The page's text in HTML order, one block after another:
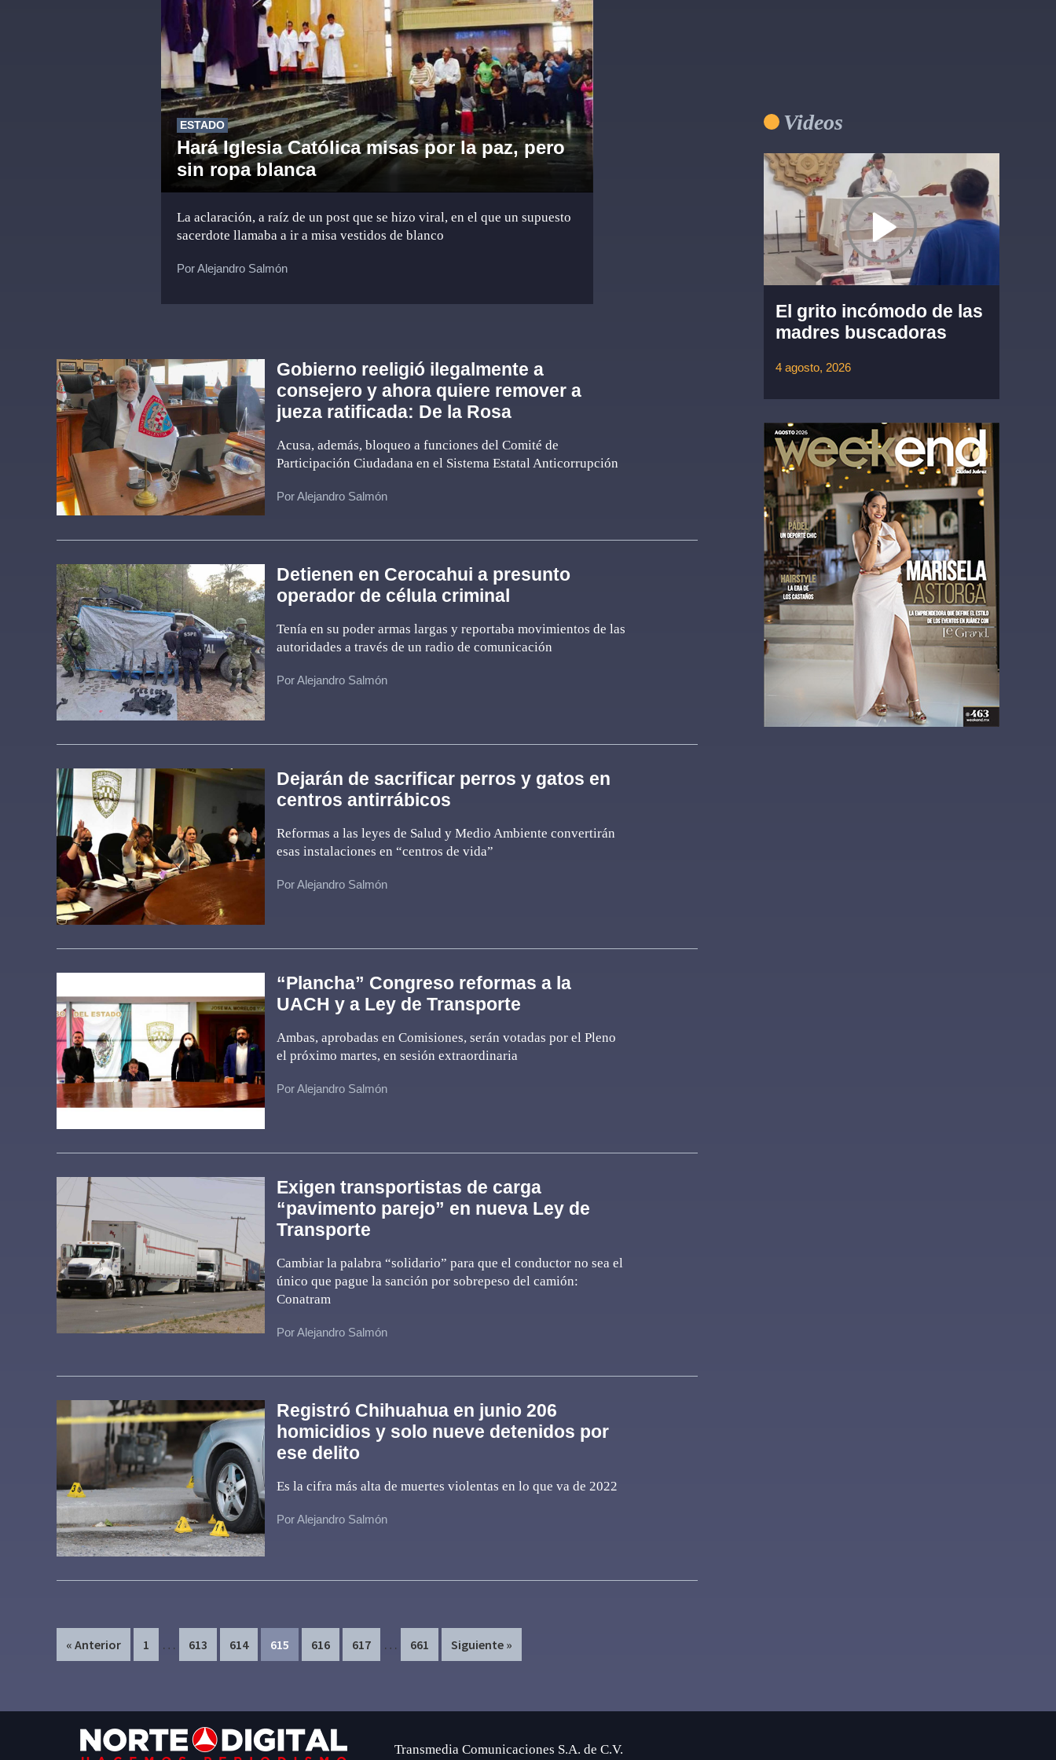
ESTADO
Hará Iglesia Católica misas por la paz, pero
sin ropa blanca
La aclaración, a raíz de un post que se hizo viral, en el que un supuesto
sacerdote llamaba a ir a misa vestidos de blanco
Por Alejandro Salmón
Gobierno reeligió ilegalmente a
consejero y ahora quiere remover a
jueza ratificada: De la Rosa
Acusa, además, bloqueo a funciones del Comité de
Participación Ciudadana en el Sistema Estatal Anticorrupción
Por Alejandro Salmón
Detienen en Cerocahui a presunto
operador de célula criminal
Tenía en su poder armas largas y reportaba movimientos de las
autoridades a través de un radio de comunicación
Por Alejandro Salmón
Dejarán de sacrificar perros y gatos en
centros antirrábicos
Reformas a las leyes de Salud y Medio Ambiente convertirán
esas instalaciones en “centros de vida”
Por Alejandro Salmón
“Plancha” Congreso reformas a la
UACH y a Ley de Transporte
Ambas, aprobadas en Comisiones, serán votadas por el Pleno
el próximo martes, en sesión extraordinaria
Por Alejandro Salmón
Exigen transportistas de carga
“pavimento parejo” en nueva Ley de
Transporte
Cambiar la palabra “solidario” para que el conductor no sea el
único que pague la sanción por sobrepeso del camión:
Conatram
Por Alejandro Salmón
Registró Chihuahua en junio 206
homicidios y solo nueve detenidos por
ese delito
Es la cifra más alta de muertes violentas en lo que va de 2022
Por Alejandro Salmón
« Anterior Page
1
Interim
pages
… Page
613 Page
614 Page
615 Page
616 Page
617
Interim
pages
… Page
661 Siguiente »
Videos
El grito incómodo de las
madres buscadoras
4 agosto, 2026
Transmedia Comunicaciones S.A. de C.V.